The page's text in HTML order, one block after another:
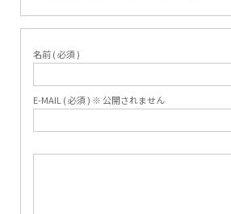
名前 ( 必須 )
E-MAIL ( 必須 ) ※ 公開されません